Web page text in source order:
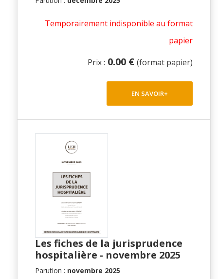
Temporairement indisponible au format
papier
Prix : 0.00 € (format papier)
EN SAVOIR+
Les fiches de la jurisprudence
hospitalière - novembre 2025
Parution : novembre 2025